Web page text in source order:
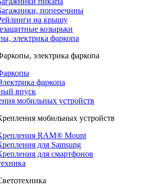
поперечины
на крышу
козырьки
электрика фаркопа
электрика фаркопа
фаркопа
впуск
мобильных устройств
мобильных устройств
RAM® Mount
для Samsung
для смартфонов